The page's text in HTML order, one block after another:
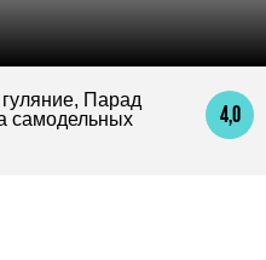
4,0
Парад
самодельных